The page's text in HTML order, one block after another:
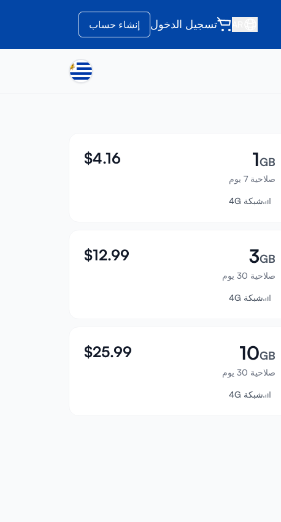
تسجيل الدخول إنشاء حساب
1GB
صلاحية 7 يوم
$4.16
شبكة 4G
3GB
صلاحية 30 يوم
$12.99
شبكة 4G
10GB
صلاحية 30 يوم
$25.99
شبكة 4G